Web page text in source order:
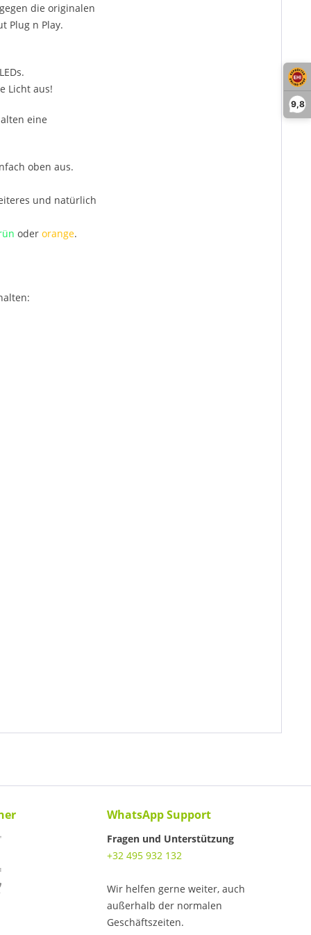
9,8
die originalen
Plug n Play.
Licht aus!
eine
oben aus.
und natürlich
oder orange.
WhatsApp Support
Fragen und Unterstützung
+32 495 932 132
Wir helfen gerne weiter, auch
außerhalb der normalen
Geschäftszeiten.